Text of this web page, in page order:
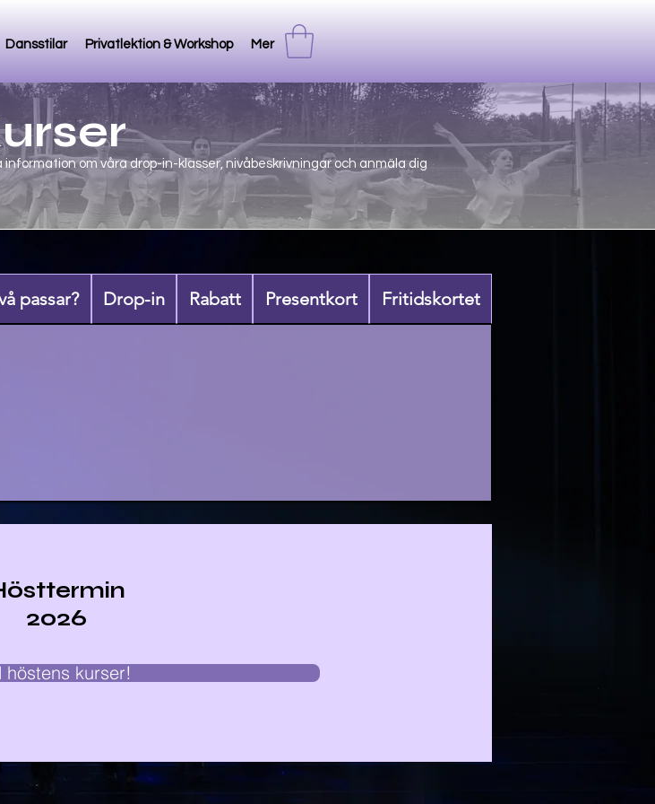
Dansstilar Privatlektion & Workshop Mer
om våra drop-in-klasser, nivåbeskrivningar och anmäla dig
passar? Drop-in Rabatt Presentkort Fritidskortet
2026
höstens kurser!